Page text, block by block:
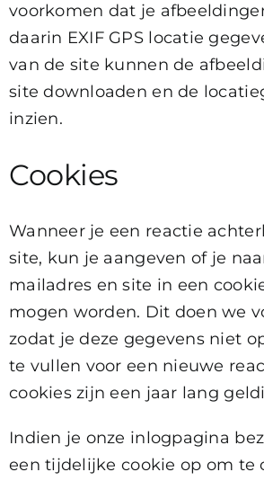
voorkomen dat je
daarin EXIF GPS locatie
van de site kunnen de
site downloaden en de
inzien.
Cookies
Wanneer je een reactie
site, kun je aangeven of je
mailadres en site in een
mogen worden. Dit doen we
zodat je deze gegevens niet
te vullen voor een nieuwe
cookies zijn een jaar lang
Indien je onze inlogpagina
een tijdelijke cookie op om te